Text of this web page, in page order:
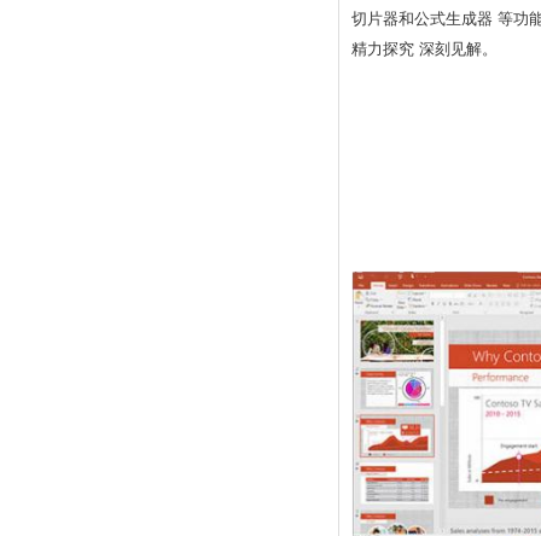
切片器和公式生成器 等功
精力探究 深刻见解。